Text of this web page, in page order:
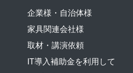
企業様・自治体様
家具関連会社様
取材・講演依頼
IT導入補助金を利用して